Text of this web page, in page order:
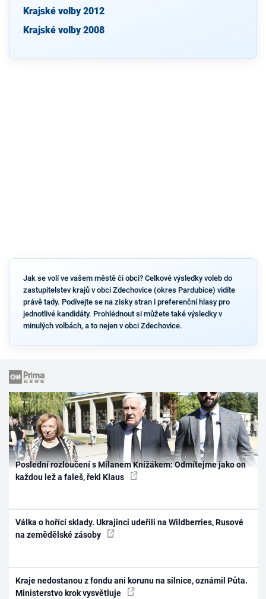
Krajské volby 2012
Krajské volby 2008
Jak se volí ve vašem městě či obci? Celkové výsledky voleb do
zastupitelstev krajů v obci Zdechovice (okres Pardubice) vidíte
právě tady. Podívejte se na zisky stran i preferenční hlasy pro
jednotlivé kandidáty. Prohlédnout si můžete také výsledky v
minulých volbách, a to nejen v obci Zdechovice.
Poslední rozloučení s Milanem Knížákem: Odmítejme jako on
každou lež a faleš, řekl Klaus
Válka o hořící sklady. Ukrajinci udeřili na Wildberries, Rusové
na zemědělské zásoby
Kraje nedostanou z fondu ani korunu na silnice, oznámil Půta.
Ministerstvo krok vysvětluje